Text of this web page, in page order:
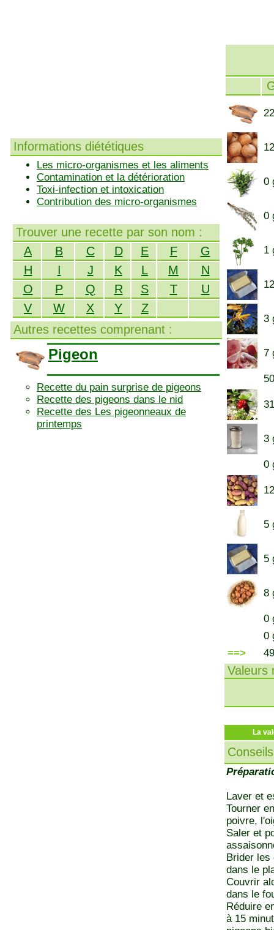
Informations diététiques
Les micro-organismes et les aliments
Contamination et la détérioration
Toxi-infection et intoxication
Contribution des micro-organismes
Trouver une recette par son nom :
A
B C D E F
G
H
I J K L M
N
O
P Q R S T
U
V
W X Y
Z
Autres recettes comprenant :
Pigeon
Recette du pain surprise de pigeons
Recette des pigeons dans le nid
Recette des Les pigeonneaux de
printemps
0
0
1
3
7
3
0
5
5
8
0
0
==>
Valeurs
La
Laver et
Tourner
poivre,
Saler et
Brider les
dans le
Couvrir
dans le
Réduire
à 15